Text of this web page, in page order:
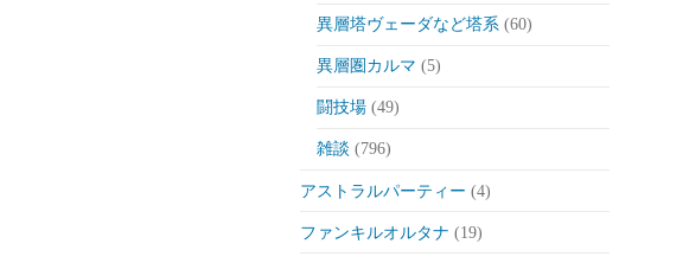
異層塔ヴェーダなど塔系(60)
異層圏カルマ (5)
闘技場(49)
雑談 (796)
アストラルパーティー (4)
ファンキルオルタナ (19)